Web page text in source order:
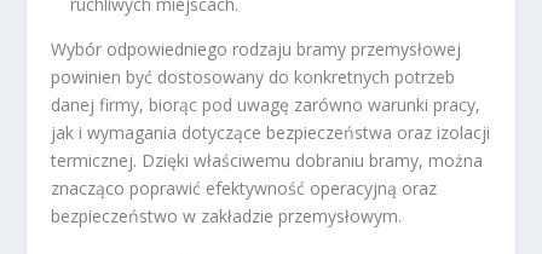
Wybór odpowiedniego rodzaju bramy przemysłowej
powinien być dostosowany do konkretnych potrzeb
danej firmy, biorąc pod uwagę zarówno warunki pracy,
jak i wymagania dotyczące bezpieczeństwa oraz izolacji
termicznej. Dzięki właściwemu dobraniu bramy, można
znacząco poprawić efektywność operacyjną oraz
bezpieczeństwo w zakładzie przemysłowym.